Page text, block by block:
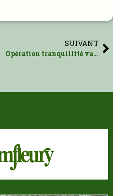
SUIVANT
Opération tranquillité vacances